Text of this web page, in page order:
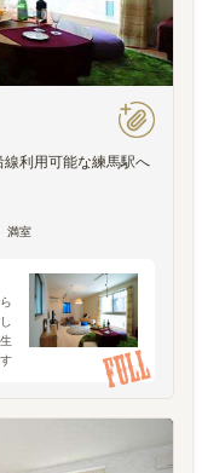
利用可能な練馬駅へ
満室